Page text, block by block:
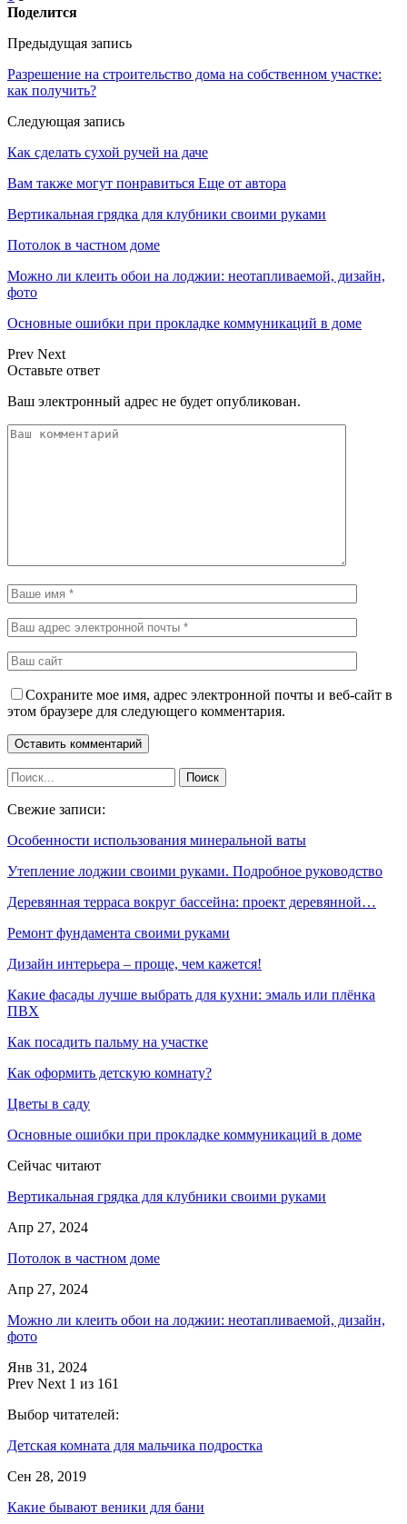
Поделится
Предыдущая запись
Разрешение на строительство дома на собственном участке:
как получить?
Следующая запись
Как сделать сухой ручей на даче
Вам также могут понравиться Еще от автора
Вертикальная грядка для клубники своими руками
Потолок в частном доме
Можно ли клеить обои на лоджии: неотапливаемой, дизайн,
фото
Основные ошибки при прокладке коммуникаций в доме
Prev Next
Оставьте ответ
Ваш электронный адрес не будет опубликован.
Сохраните мое имя, адрес электронной почты и веб-сайт в
этом браузере для следующего комментария.
Свежие записи:
Особенности использования минеральной ваты
Утепление лоджии своими руками. Подробное руководство
Деревянная терраса вокруг бассейна: проект деревянной…
Ремонт фундамента своими руками
Дизайн интерьера – проще, чем кажется!
Какие фасады лучше выбрать для кухни: эмаль или плёнка
ПВХ
Как посадить пальму на участке
Как оформить детскую комнату?
Цветы в саду
Основные ошибки при прокладке коммуникаций в доме
Сейчас читают
Вертикальная грядка для клубники своими руками
Апр 27, 2024
Потолок в частном доме
Апр 27, 2024
Можно ли клеить обои на лоджии: неотапливаемой, дизайн,
фото
Янв 31, 2024
Prev Next 1 из 161
Выбор читателей:
Детская комната для мальчика подростка
Сен 28, 2019
Какие бывают веники для бани